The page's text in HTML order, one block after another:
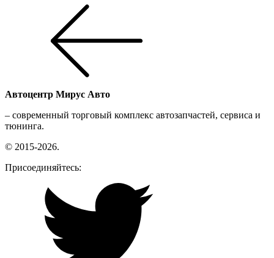
Автоцентр Мирус Авто
– современный торговый комплекс автозапчастей, сервиса и
тюнинга.
© 2015-2026.
Присоединяйтесь: